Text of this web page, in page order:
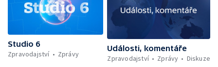
Studio 6
Zpravodajství
Zprávy
Události, komentáře
Zpravodajství
Zprávy Diskuze